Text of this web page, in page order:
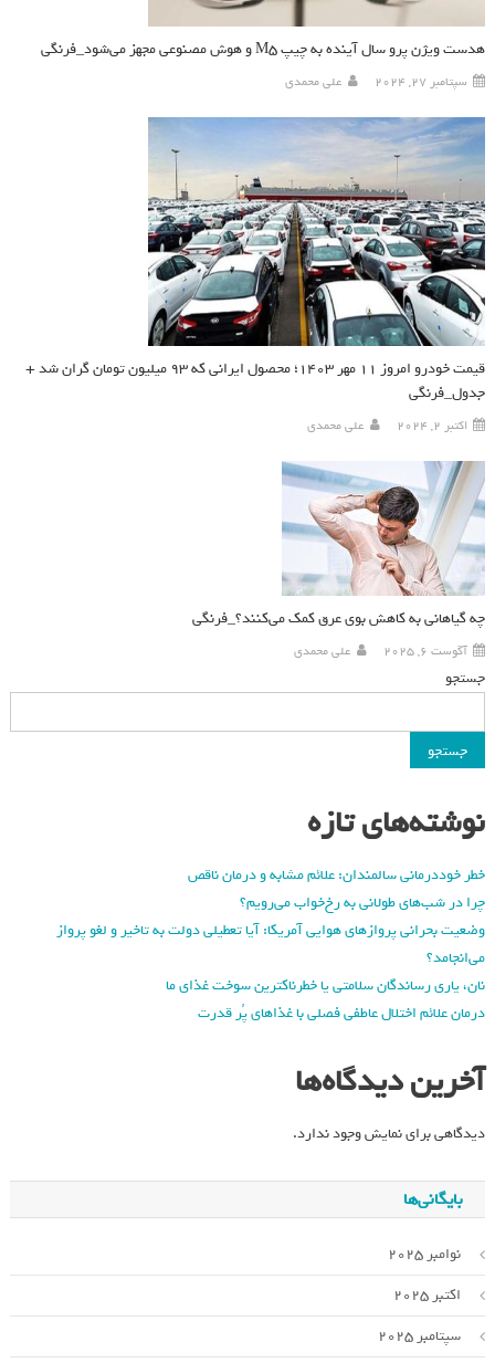
هدست ویژن پرو سال آینده به چیپ M5 و هوش مصنوعی مجهز می‌شود_فرنگی
سپتامبر 27, 2024 علی محمدی
قیمت خودرو امروز ۱۱ مهر ۱۴۰۳؛ محصول ایرانی که ۹۳ میلیون تومان گران شد +
جدول_فرنگی
اکتبر 2, 2024 علی محمدی
چه گیاهانی به کاهش بوی عرق کمک می‌کنند؟_فرنگی
آگوست 6, 2025 علی محمدی
جستجو
جستجو
نوشته‌های تازه
خطر خوددرمانی سالمندان: علائم مشابه و درمان ناقص
چرا در شب‌های طولانی به رخ‌خواب می‌رویم؟
وضعیت بحرانی پروازهای هوایی آمریکا: آیا تعطیلی دولت به تاخیر و لغو پرواز
می‌انجامد؟
نان، یاری رساندگان سلامتی یا خطرناکترین سوخت غذای ما
درمان علائم اختلال عاطفی فصلی با غذاهای پُر قدرت
آخرین دیدگاه‌ها
دیدگاهی برای نمایش وجود ندارد.
بایگانی‌ها
نوامبر 2025
اکتبر 2025
سپتامبر 2025